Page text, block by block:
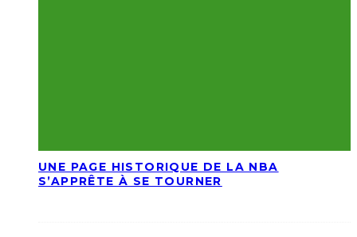
UNE PAGE HISTORIQUE DE LA NBA
S’APPRÊTE À SE TOURNER